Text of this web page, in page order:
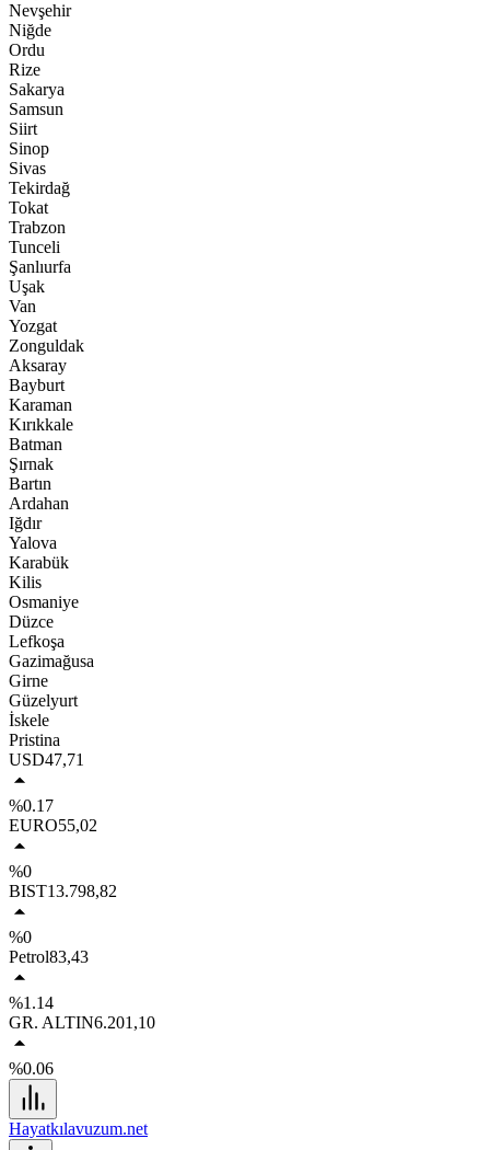
Nevşehir
Niğde
Ordu
Rize
Sakarya
Samsun
Siirt
Sinop
Sivas
Tekirdağ
Tokat
Trabzon
Tunceli
Şanlıurfa
Uşak
Van
Yozgat
Zonguldak
Aksaray
Bayburt
Karaman
Kırıkkale
Batman
Şırnak
Bartın
Ardahan
Iğdır
Yalova
Karabük
Kilis
Osmaniye
Düzce
Lefkoşa
Gazimağusa
Girne
Güzelyurt
İskele
Pristina
USD47,71
%0.17
EURO55,02
%0
BIST13.798,82
%0
Petrol83,43
%1.14
GR. ALTIN6.201,10
%0.06
Hayatkılavuzum.net